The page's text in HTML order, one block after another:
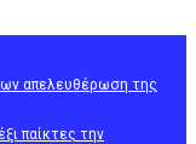
απελευθέρωση της
παίκτες την